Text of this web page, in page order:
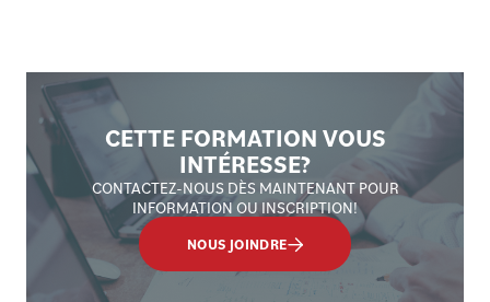
CETTE FORMATION VOUS
INTÉRESSE?
CONTACTEZ-NOUS DÈS MAINTENANT POUR
INFORMATION OU INSCRIPTION!
NOUS JOINDRE